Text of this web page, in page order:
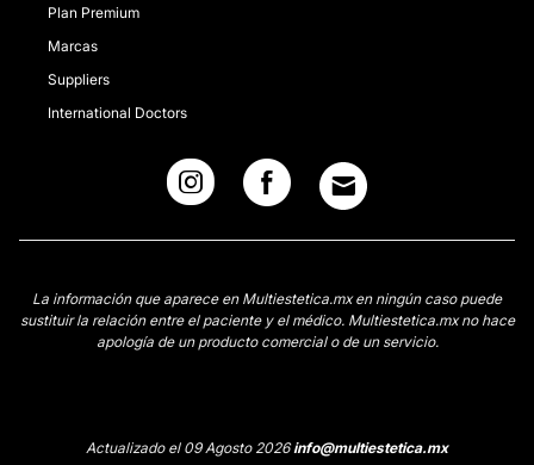
Plan Premium
Marcas
Suppliers
International Doctors
La información que aparece en Multiestetica.mx en ningún caso puede
sustituir la relación entre el paciente y el médico. Multiestetica.mx no hace
apología de un producto comercial o de un servicio.
Actualizado el 09 Agosto 2026info@multiestetica.mx